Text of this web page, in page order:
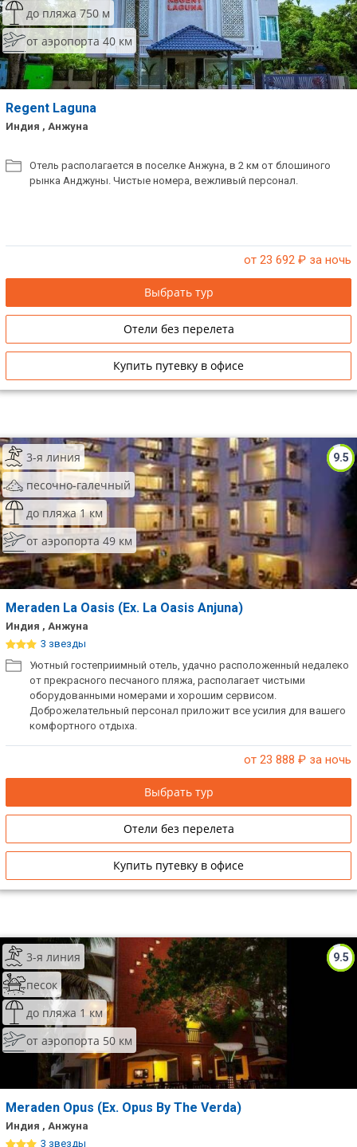
до пляжа 750 м
от аэропорта 40 км
Regent Laguna
Индия , Анжуна
Отель располагается в поселке Анжуна, в 2 км от блошиного
рынка Анджуны. Чистые номера, вежливый персонал.
от 23 692 ₽ за ночь
Выбрать тур
Отели без перелета
Купить путевку в офисе
9.5
3-я линия
песочно-галечный
до пляжа 1 км
от аэропорта 49 км
Meraden La Oasis (Ex. La Oasis Anjuna)
Индия , Анжуна
3 звезды
Уютный гостеприимный отель, удачно расположенный недалеко
от прекрасного песчаного пляжа, располагает чистыми
оборудованными номерами и хорошим сервисом.
Доброжелательный персонал приложит все усилия для вашего
комфортного отдыха.
от 23 888 ₽ за ночь
Выбрать тур
Отели без перелета
Купить путевку в офисе
9.5
3-я линия
песок
до пляжа 1 км
от аэропорта 50 км
Meraden Opus (Ex. Opus By The Verda)
Индия , Анжуна
3 звезды